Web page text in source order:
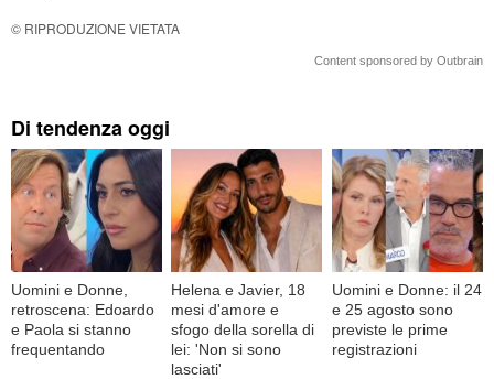
© RIPRODUZIONE VIETATA
Content sponsored by Outbrain
Di tendenza oggi
Uomini e Donne,
retroscena: Edoardo
e Paola si stanno
frequentando
Helena e Javier, 18
mesi d'amore e
sfogo della sorella di
lei: 'Non si sono
lasciati'
Uomini e Donne: il 24
e 25 agosto sono
previste le prime
registrazioni